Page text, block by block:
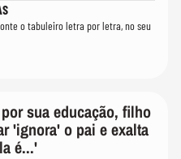
o tabuleiro letra por letra, no seu
sua educação, filho
'ignora' o pai e exalta
é...'